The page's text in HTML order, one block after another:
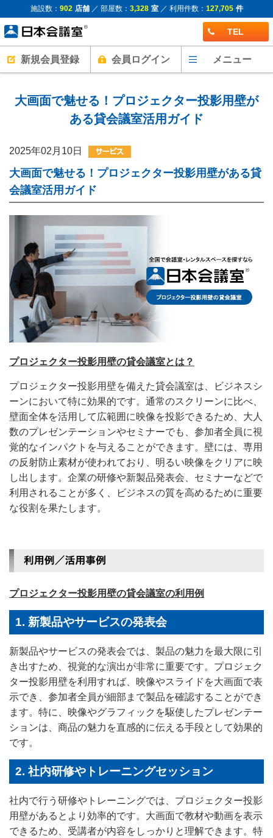
施設数： 902 店舗／ 部屋数： 3,328 室／ 利用件数： 127,705 件
TEL
新規会員登録 会員ログイン メニュー
大画面で魅せる！プロジェクター投影用壁が
ある貸会議室活用ガイド
2025年02月10日
大画面で魅せる！プロジェクター投影用壁がある貸
会議室活用ガイド
プロジェクター投影用壁の貸会議室とは？
プロジェクター投影用壁を備えた貸会議室は、ビジネスシ
ーンにおいて特に効果的です。通常のスクリーンに比べ、
壁面全体を活用して広範囲に映像を投影できるため、大人
数のプレゼンテーションやセミナーでも、参加者全員に視
覚的なインパクトを与えることができます。壁には、専用
の反射防止素材が使われており、明るい映像をクリアに映
し出します。企業の研修や新製品発表会、セミナーなどで
利用されることが多く、ビジネスの質を高めるために重要
な役割を果たします。
プロジェクター投影用壁の貸会議室の利用例
1. 新製品やサービスの発表会
新製品やサービスの発表会では、製品の魅力を最大限に引
き出すため、視覚的な演出が非常に重要です。プロジェク
ター投影用壁を利用すれば、映像やスライドを大画面で表
示でき、参加者全員が細部まで製品を確認することができ
ます。特に、映像やグラフィックを駆使したプレゼンテー
ションは、商品の魅力を直感的に伝える手段として効果的
です。
2. 社内研修やトレーニングセッション
社内で行う研修やトレーニングでは、プロジェクター投影
用壁があるとより効率的です。大画面で教材や動画を表示
できるため、受講者が内容をしっかりと理解できます。特